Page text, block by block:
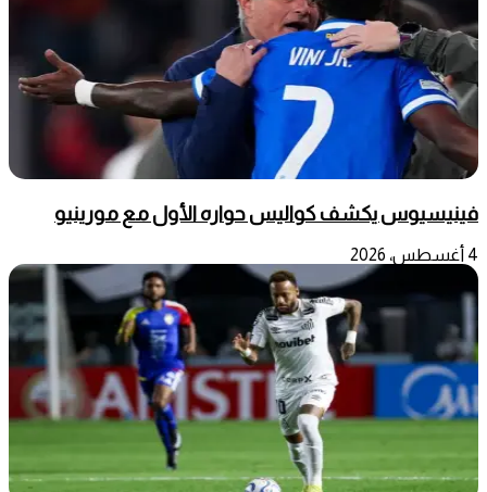
فينيسيوس يكشف كواليس حواره الأول مع مورينيو
4 أغسطس، 2026